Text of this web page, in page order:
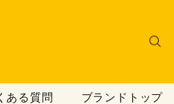
ある質問 ブランドトップ